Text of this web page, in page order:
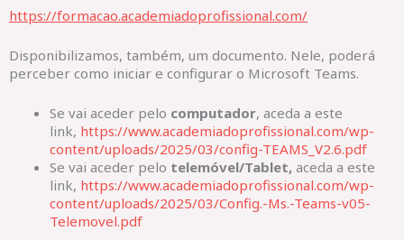
https://formacao.academiadoprofissional.com/
Disponibilizamos, também, um documento. Nele, poderá
perceber como iniciar e configurar o Microsoft Teams.
Se vai aceder pelo computador, aceda a este
link, https://www.academiadoprofissional.com/wp-
content/uploads/2025/03/config-TEAMS_V2.6.pdf
Se vai aceder pelo telemóvel/Tablet, aceda a este
link, https://www.academiadoprofissional.com/wp-
content/uploads/2025/03/Config.-Ms.-Teams-v05-
Telemovel.pdf